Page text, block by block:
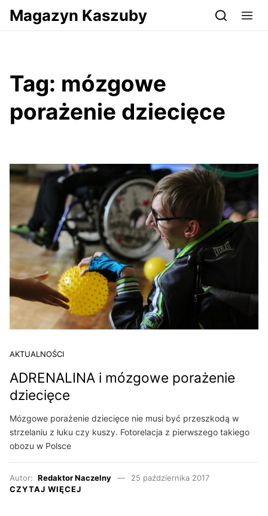
Przejdź do serwisu magazynkaszuby.pl
Magazyn Kaszuby
Tag: mózgowe
porażenie dziecięce
AKTUALNOŚCI
ADRENALINA i mózgowe porażenie
dziecięce
Mózgowe porażenie dziecięce nie musi być przeszkodą w
strzelaniu z łuku czy kuszy. Fotorelacja z pierwszego takiego
obozu w Polsce
Autor: Redaktor Naczelny
25 października 2017
CZYTAJ WIĘCEJ